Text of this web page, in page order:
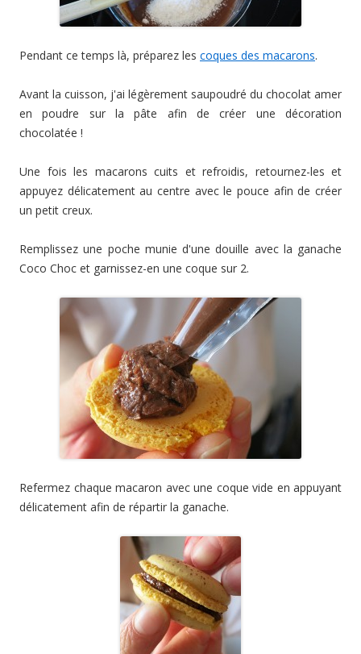
Pendant ce temps là, préparez les coques des macarons.
Avant la cuisson, j'ai légèrement saupoudré du chocolat amer
en poudre sur la pâte afin de créer une décoration
chocolatée !
Une fois les macarons cuits et refroidis, retournez-les et
appuyez délicatement au centre avec le pouce afin de créer
un petit creux.
Remplissez une poche munie d'une douille avec la ganache
Coco Choc et garnissez-en une coque sur 2.
Refermez chaque macaron avec une coque vide en appuyant
délicatement afin de répartir la ganache.